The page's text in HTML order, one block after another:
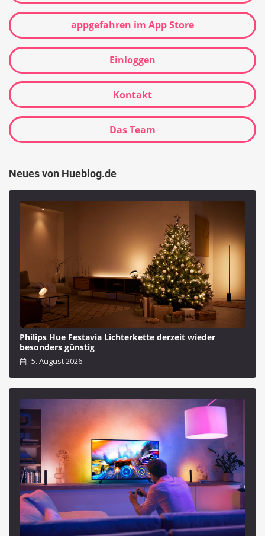
appgefahren im App Store
Einloggen
Kontakt
Das Team
Neues von Hueblog.de
Philips Hue Festavia Lichterkette derzeit wieder
besonders günstig
5. August 2026